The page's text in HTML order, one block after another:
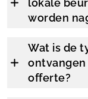
worden
Wat is de
offerte?